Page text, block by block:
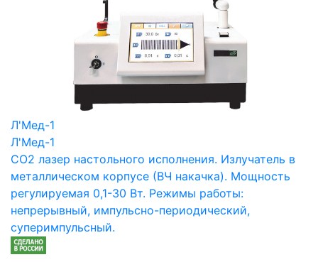
Л'Мед-1
Л'Мед-1
СО2 лазер настольного исполнения. Излучатель в
металлическом корпусе (ВЧ накачка). Мощность
регулируемая 0,1-30 Вт. Режимы работы:
непрерывный, импульсно-периодический,
суперимпульсный.